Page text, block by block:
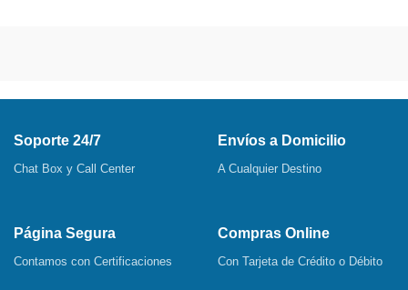
Soporte 24/7
Chat Box y Call Center
Envíos a Domicilio
A Cualquier Destino
Página Segura
Contamos con Certificaciones
Compras Online
Con Tarjeta de Crédito o Débito